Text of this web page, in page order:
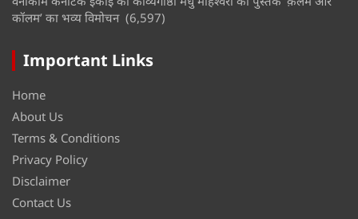
कॉलम’ का भव्य विमोचन (6,597)
Important Links
Home
About Us
Terms & Conditions
Privacy Policy
Disclaimer
Contact Us